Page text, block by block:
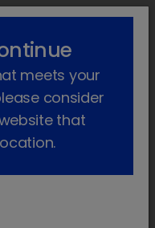
lock_outline search menu
One, o
fósforo à
lantânio
meets your
consider
that